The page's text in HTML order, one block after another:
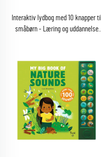
Interaktiv lydbog med 10 knapper til
småbørn - Læring og uddannelse